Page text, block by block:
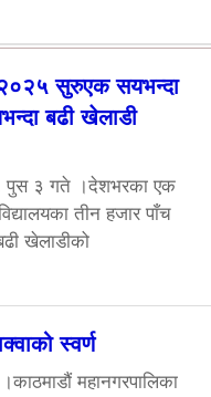
सुरुएक सयभन्दा
बढी खेलाडी
पुस ३ गते ।देशभरका एक
तीन हजार पाँच
खेलाडीको
स्वर्ण
महानगरपालिका